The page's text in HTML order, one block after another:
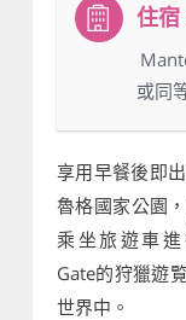
：
或同
享用早餐後即
魯格國家公園
乘坐旅遊車進
Gate的狩獵遊
世界中。